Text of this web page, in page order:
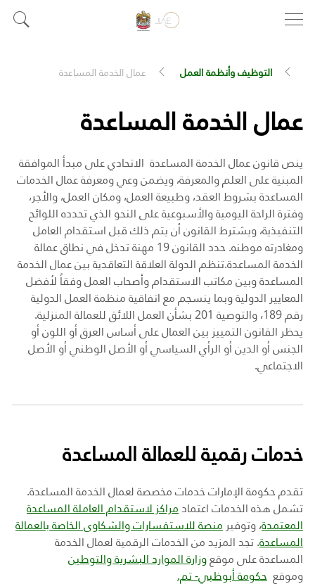
التوظيف وأنظمة العمل عمال الخدمة المساعدة
عمال الخدمة المساعدة
ينص قانون عمال الخدمة المساعدة الاتحادي على مبدأ الموافقة
المبنية على العلم والمعرفة، ويضمن وعي ومعرفة عمال الخدمات
المساعدة بشروط العقد، وطبيعة العمل، ومكان العمل، والأجر،
وفترة الراحة اليومية والأسبوعية على النحو الذي تحدده اللوائح
التنفيذية، ويشترط القانون أن يتم ذلك قبل استقدام العامل
ومغادرته موطنه. حدد القانون 19 مهنة تدخل في نطاق عمالة
الخدمة المساعدة.تنظم الدولة العلاقة التعاقدية بين عمال الخدمة
المساعدة وبين مكاتب الاستقدام وأصحاب العمل وفقاً لأفضل
المعايير الدولية وبما ينسجم مع اتفاقية منظمة العمل الدولية
رقم 189، والتوصية 201 بشأن العمل اللائق للعمالة المنزلية.
يحظر القانون التمييز بين العمال على أساس العرق أو اللون أو
الجنس أو الدين أو الرأي السياسي أو الأصل الوطني أو الأصل
الاجتماعي.
خدمات رقمية للعمالة المساعدة
تقدم حكومة الإمارات خدمات مخصصة لعمال الخدمة المساعدة.
تشمل هذه الخدمات اعتماد مراكز لاستقدام العاملة المساعدة
المعتمدة، وتوفير منصة للاستفسارات والشكاوى الخاصة بالعمالة
المساعدة. تجد المزيد من الخدمات الرقمية لعمال الخدمة
المساعدة على موقعوزارة الموارد البشرية والتوطين
وموقع حكومة أبوظبي- تم.